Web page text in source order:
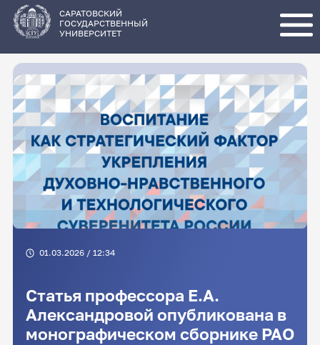
основному
содержанию
САРАТОВСКИЙ
ГОСУДАРСТВЕННЫЙ
УНИВЕРСИТЕТ
01.03.2026 / 12:34
Статья профессора Е.А.
Александровой опубликована в
монографическом сборнике РАО